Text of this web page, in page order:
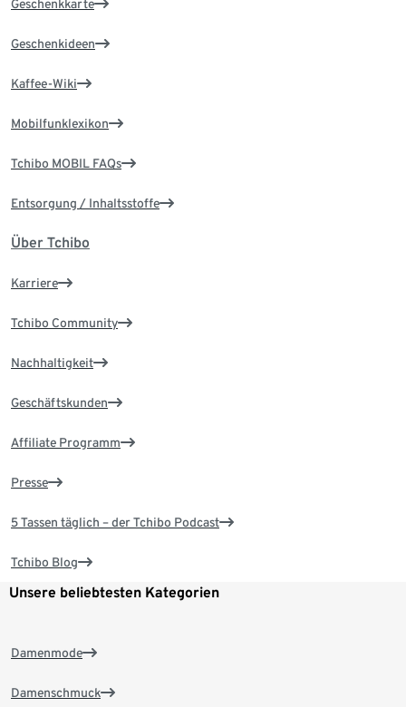
Geschenkkarte
Geschenkideen
Kaffee-Wiki
Mobilfunklexikon
Tchibo MOBIL FAQs
Entsorgung / Inhaltsstoffe
Über Tchibo
Karriere
Tchibo Community
Nachhaltigkeit
Geschäftskunden
Affiliate Programm
Presse
5 Tassen täglich – der Tchibo Podcast
Tchibo Blog
Unsere beliebtesten Kategorien
Damenmode
Damenschmuck